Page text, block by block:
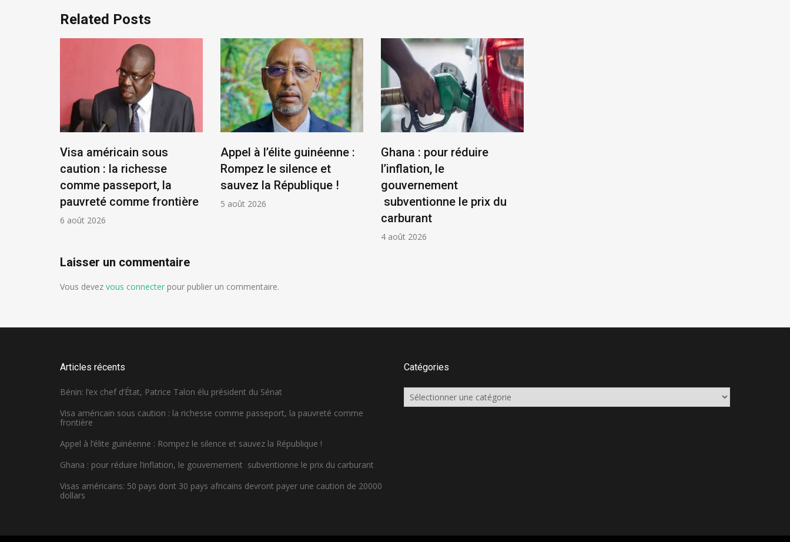
Related Posts
Visa américain sous
caution : la richesse
comme passeport, la
pauvreté comme frontière
6 août 2026
Appel à l’élite guinéenne :
Rompez le silence et
sauvez la République !
5 août 2026
Ghana : pour réduire
l’inflation, le
gouvernement
subventionne le prix du
carburant
4 août 2026
Laisser un commentaire
Vous devez vous connecter pour publier un commentaire.
Articles récents
Bénin: l’ex chef d’État, Patrice Talon élu président du Sénat
Visa américain sous caution : la richesse comme passeport, la pauvreté comme
frontière
Appel à l’élite guinéenne : Rompez le silence et sauvez la République !
Ghana : pour réduire l’inflation, le gouvernement subventionne le prix du carburant
Visas américains: 50 pays dont 30 pays africains devront payer une caution de 20000
dollars
Catégories
Catégories